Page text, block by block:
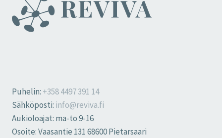
Puhelin: +358 4497 391 14
Sähköposti: info@reviva.fi
Aukioloajat: ma-to 9-16
Osoite: Vaasantie 131 68600 Pietarsaari